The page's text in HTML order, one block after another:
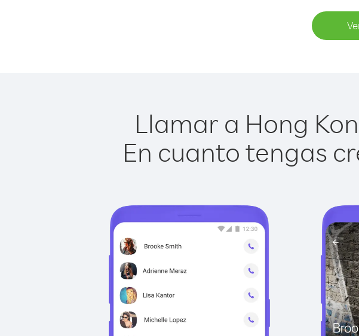
Llamar a Hong
En cuanto tengas